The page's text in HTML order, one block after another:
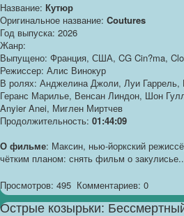
Название: Кутюр
Оригинальное название: Coutures
Год выпуска: 2026
Жанр:
Выпущено: Франция, США, CG Cin?ma,
Режиссер: Алис Винокур
В ролях: Анджелина Джоли, Луи
Геранс Марилье, Венсан Линдон, Шон
Anyier Anei, Миглен Миртчев
Продолжительность: 01:44:09
О фильме: Максин, нью-йоркский
чётким планом: снять фильм о
Просмотров: 495 Комментариев: 0
Острые козырьки: